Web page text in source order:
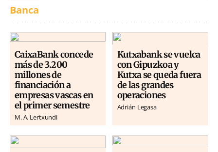
Banca
CaixaBank concede
más de 3.200
millones de
financiación a
empresas vascas en
el primer semestre
M. A. Lertxundi
Kutxabank se vuelca
con Gipuzkoa y
Kutxa se queda fuera
de las grandes
operaciones
Adrián Legasa